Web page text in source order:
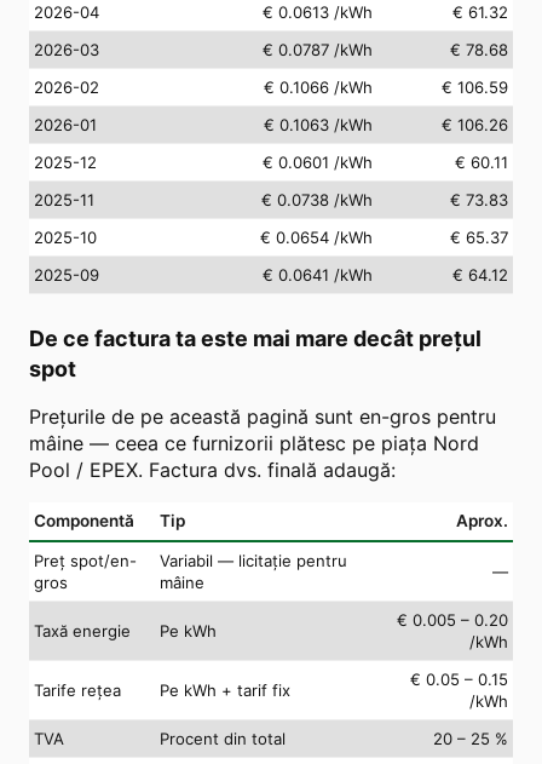
2026-04
€ 0.0613 /kWh
€ 61.32
2026-03
€ 0.0787 /kWh
€ 78.68
2026-02
€ 0.1066 /kWh
€ 106.59
2026-01
€ 0.1063 /kWh
€ 106.26
2025-12
€ 0.0601 /kWh
€ 60.11
2025-11
€ 0.0738 /kWh
€ 73.83
2025-10
€ 0.0654 /kWh
€ 65.37
2025-09
€ 0.0641 /kWh € 64.12
De ce factura ta este mai mare decât prețul
spot
Prețurile de pe această pagină sunt en-gros pentru
mâine — ceea ce furnizorii plătesc pe piața Nord
Pool / EPEX. Factura dvs. finală adaugă:
Componentă Tip Aprox.
Preț spot/en-
gros
Variabil — licitație pentru
mâine
—
Taxă energie Pe kWh
€ 0.005 – 0.20
/kWh
Tarife rețea Pe kWh + tarif fix
€ 0.05 – 0.15
/kWh
TVA
Procent din total
20 – 25 %